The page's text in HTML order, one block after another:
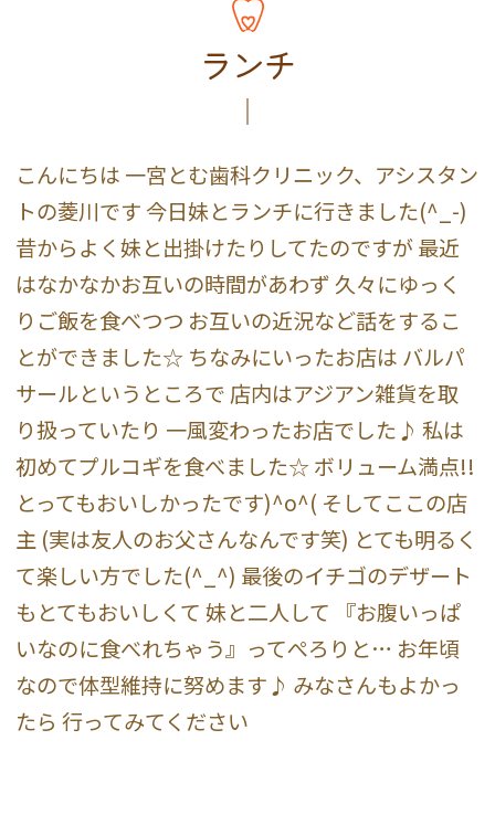
ランチ
こんにちは 一宮とむ歯科クリニック、アシスタン
トの菱川です 今日妹とランチに行きました(^_-)
昔からよく妹と出掛けたりしてたのですが 最近
はなかなかお互いの時間があわず 久々にゆっく
りご飯を食べつつ お互いの近況など話をするこ
とができました☆ ちなみにいったお店は バルパ
サールというところで 店内はアジアン雑貨を取
り扱っていたり 一風変わったお店でした♪ 私は
初めてプルコギを食べました☆ ボリューム満点!!
とってもおいしかったです)^o^( そしてここの店
主 (実は友人のお父さんなんです笑) とても明るく
て楽しい方でした(^_^) 最後のイチゴのデザート
もとてもおいしくて 妹と二人して 『お腹いっぱ
いなのに食べれちゃう』ってぺろりと… お年頃
なので体型維持に努めます♪ みなさんもよかっ
たら 行ってみてください